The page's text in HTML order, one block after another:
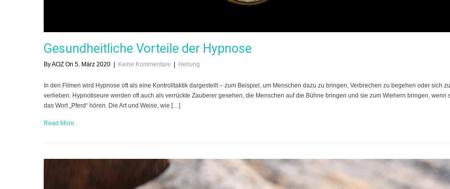
Gesundheitliche Vorteile der Hypnose
By AOZ On 5. März 2020 Keine Kommentare Heilung
In den Filmen wird Hypnose oft als eine Kontrolltaktik dargestellt – zum Beispiel, um Menschen dazu zu bringen, Verbrechen zu begehen oder sich zu
verlieben. Hypnotiseure werden oft auch als verrückte Zauberer gesehen, die Menschen auf die Bühne bringen und sie zum Wiehern bringen, wenn
das Wort „Pferd“ hören. Die Art und Weise, wie […]
Read More